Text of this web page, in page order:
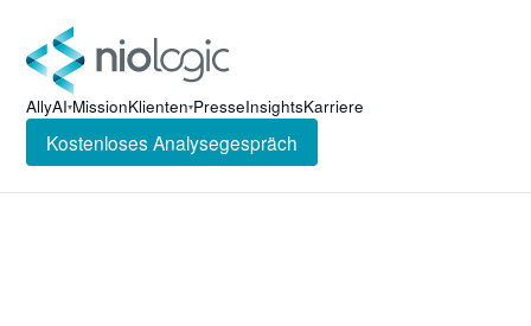
AllyAI▾MissionKlienten▾PresseInsightsKarriere
Kostenloses Analysegespräch